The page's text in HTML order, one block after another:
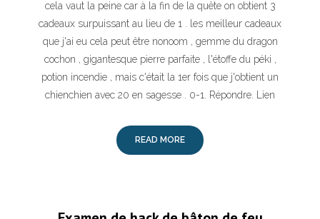
cela vaut la peine car à la fin de la quête on obtient 3
cadeaux surpuissant au lieu de 1 . les meilleur cadeaux
que j'ai eu cela peut être nonoom , gemme du dragon
cochon , gigantesque pierre parfaite , l'étoffe du péki ,
potion incendie , mais c'était la 1er fois que j'obtient un
chienchien avec 20 en sagesse . 0-1. Répondre. Lien
READ MORE